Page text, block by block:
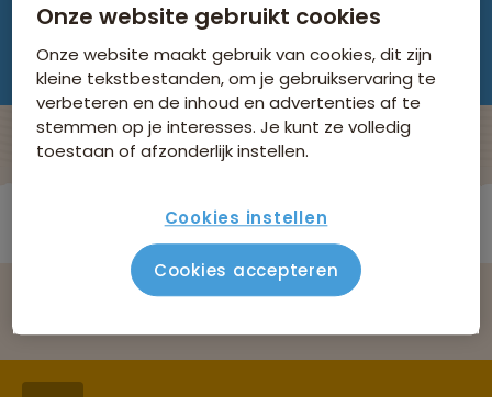
Meld je aan
•
Onze website gebruikt cookies
Onze website maakt gebruik van cookies, dit zijn
kleine tekstbestanden, om je gebruikservaring te
verbeteren en de inhoud en advertenties af te
stemmen op je interesses. Je kunt ze volledig
toestaan of afzonderlijk instellen.
Cookies instellen
Cookies accepteren